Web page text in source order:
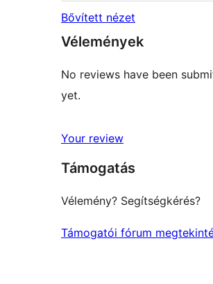
Bővített nézet
Vélemények
No reviews have been
yet.
Your review
Támogatás
Vélemény? Segítségkérés?
Támogatói fórum